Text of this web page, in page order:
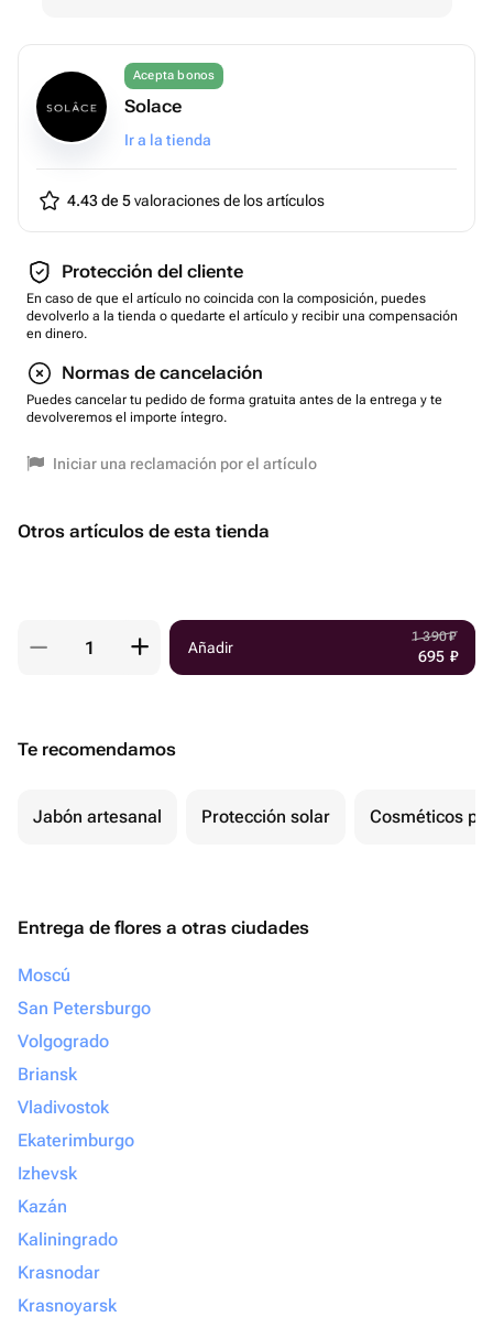
Acepta bonos
Solace
Ir a la tienda
4.43 de 5valoraciones de los artículos
Protección del cliente
En caso de que el artículo no coincida con la composición, puedes
devolverlo a la tienda o quedarte el artículo y recibir una compensación
en dinero.
Normas de cancelación
Puedes cancelar tu pedido de forma gratuita antes de la entrega y te
devolveremos el importe íntegro.
Iniciar una reclamación por el artículo
Otros artículos de esta tienda
Añadir
1 390₽
695 ₽
Te recomendamos
Jabón artesanal Protección solar Cosméticos
Entrega de flores a otras ciudades
Moscú
San Petersburgo
Volgogrado
Briansk
Vladivostok
Ekaterimburgo
Izhevsk
Kazán
Kaliningrado
Krasnodar
Krasnoyarsk